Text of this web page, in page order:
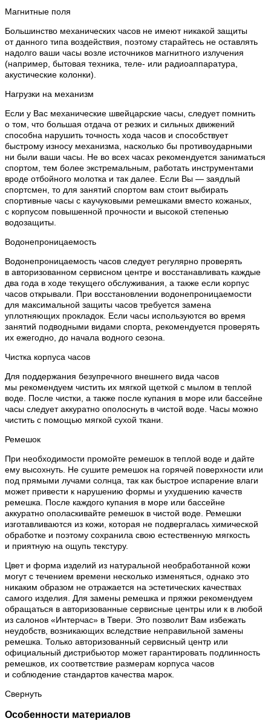
Магнитные поля
Большинство механических часов не имеют никакой защиты
от данного типа воздействия, поэтому старайтесь не оставлять
надолго ваши часы возле источников магнитного излучения
(например, бытовая техника, теле- или радиоаппаратура,
акустические колонки).
Нагрузки на механизм
Если у Вас механические швейцарские часы, следует помнить
о том, что большая отдача от резких и сильных движений
способна нарушить точность хода часов и способствует
быстрому износу механизма, насколько бы противоударными
ни были ваши часы. Не во всех часах рекомендуется заниматься
спортом, тем более экстремальным, работать инструментами
вроде отбойного молотка и так далее. Если Вы — заядлый
спортсмен, то для занятий спортом вам стоит выбирать
спортивные часы с каучуковыми ремешками вместо кожаных,
с корпусом повышенной прочности и высокой степенью
водозащиты.
Водонепроницаемость
Водонепроницаемость часов следует регулярно проверять
в авторизованном сервисном центре и восстанавливать каждые
два года в ходе текущего обслуживания, а также если корпус
часов открывали. При восстановлении водонепроницаемости
для максимальной защиты часов требуется замена
уплотняющих прокладок. Если часы используются во время
занятий подводными видами спорта, рекомендуется проверять
их ежегодно, до начала водного сезона.
Чистка корпуса часов
Для поддержания безупречного внешнего вида часов
мы рекомендуем чистить их мягкой щеткой с мылом в теплой
воде. После чистки, а также после купания в море или бассейне
часы следует аккуратно ополоснуть в чистой воде. Часы можно
чистить с помощью мягкой сухой ткани.
Ремешок
При необходимости промойте ремешок в теплой воде и дайте
ему высохнуть. Не сушите ремешок на горячей поверхности или
под прямыми лучами солнца, так как быстрое испарение влаги
может привести к нарушению формы и ухудшению качеств
ремешка. После каждого купания в море или бассейне
аккуратно ополаскивайте ремешок в чистой воде. Ремешки
изготавливаются из кожи, которая не подвергалась химической
обработке и поэтому сохранила свою естественную мягкость
и приятную на ощупь текстуру.
Цвет и форма изделий из натуральной необработанной кожи
могут с течением времени несколько изменяться, однако это
никаким образом не отражается на эстетических качествах
самого изделия. Для замены ремешка и пряжки рекомендуем
обращаться в авторизованные сервисные центры или к в любой
из салонов «Интерчас» в Твери. Это позволит Вам избежать
неудобств, возникающих вследствие неправильной замены
ремешка. Только авторизованный сервисный центр или
официальный дистрибьютор может гарантировать подлинность
ремешков, их соответствие размерам корпуса часов
и соблюдение стандартов качества марок.
Свернуть
Особенности материалов